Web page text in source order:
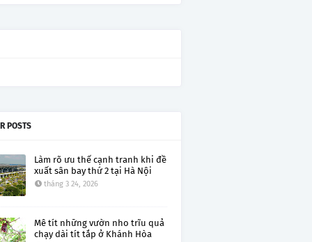
POSTS
Làm rõ ưu thế cạnh tranh khi đề
xuất sân bay thứ 2 tại Hà Nội
tháng 3 24, 2026
Mê tít những vườn nho trĩu quả
chạy dài tít tắp ở Khánh Hòa